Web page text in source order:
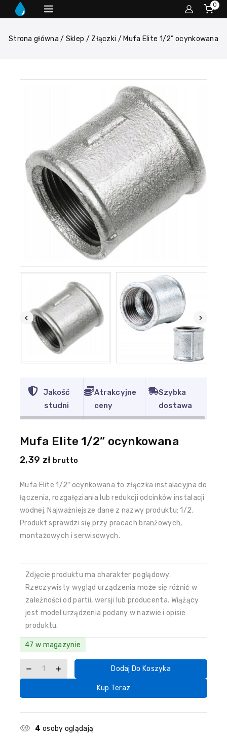
0
Strona główna / Sklep / Złączki / Mufa Elite 1/2” ocynkowana
Jakość
studni
Atrakcyjne
ceny
Szybka
dostawa
Mufa Elite 1/2” ocynkowana
2,39 zł brutto
Mufa Elite 1/2″ ocynkowana to złączka instalacyjna do
łączenia, rozgałęziania lub redukcji odcinków instalacji
wodnej. Najważniejsze dane z nazwy produktu: 1/2.
Produkt sprawdzi się przy pracach branżowych,
montażowych i serwisowych.
Zdjęcie produktu ma charakter poglądowy.
Rzeczywisty wygląd urządzenia może się różnić w
zależności od partii, wersji lub producenta. Wiążący
jest model urządzenia podany w nazwie i opisie
produktu.
47 w magazynie
Dodaj Do Koszyka
Kup Teraz
4 osoby oglądają